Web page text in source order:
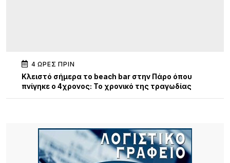
4 ΏΡΕΣ ΠΡΙΝ
Κλειστό σήμερα το beach bar στην Πάρο όπου
πνίγηκε ο 4χρονος: Το χρονικό της τραγωδίας
παράδοση, γεύσεις και ανθρώπους
5 ΏΡΕΣ ΠΡΙΝ